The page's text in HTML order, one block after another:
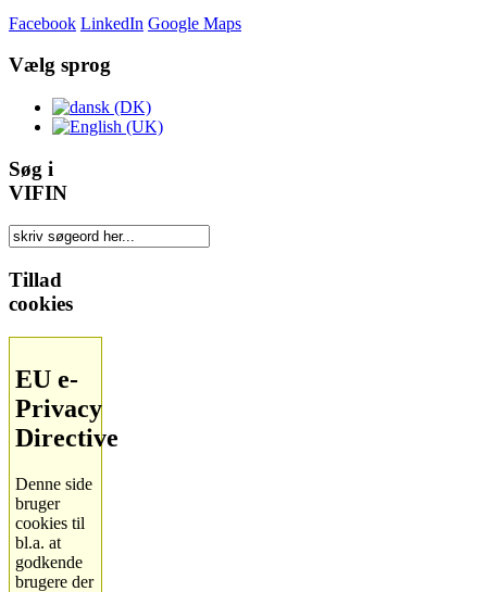
Facebook LinkedIn Google Maps
Vælg sprog
Søg i
VIFIN
Tillad
cookies
EU e-
Privacy
Directive
Denne side
bruger
cookies til
bl.a. at
godkende
brugere der